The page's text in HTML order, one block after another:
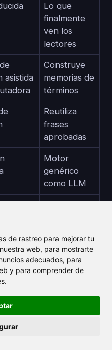
de rastreo para mejorar tu
web, para mostrarte
adecuados, para
y para comprender de
Lo que
finalmente
ven los
lectores
asistida
Construye
memorias de
términos
Reutiliza
frases
aprobadas
Motor
genérico
como LLM
MT
a la
solo al
Aumenta el
compromiso
Requiere